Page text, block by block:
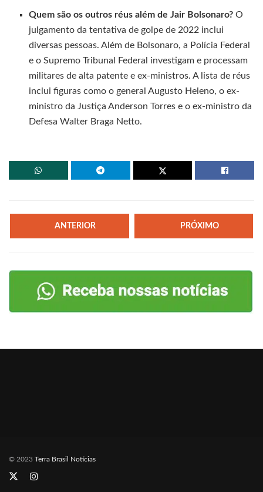
Quem são os outros réus além de Jair Bolsonaro? O
julgamento da tentativa de golpe de 2022 inclui
diversas pessoas. Além de Bolsonaro, a Polícia Federal
e o Supremo Tribunal Federal investigam e processam
militares de alta patente e ex-ministros. A lista de réus
inclui figuras como o general Augusto Heleno, o ex-
ministro da Justiça Anderson Torres e o ex-ministro da
Defesa Walter Braga Netto.
ANTERIOR PRÓXIMO
© 2023 Terra Brasil Notícias